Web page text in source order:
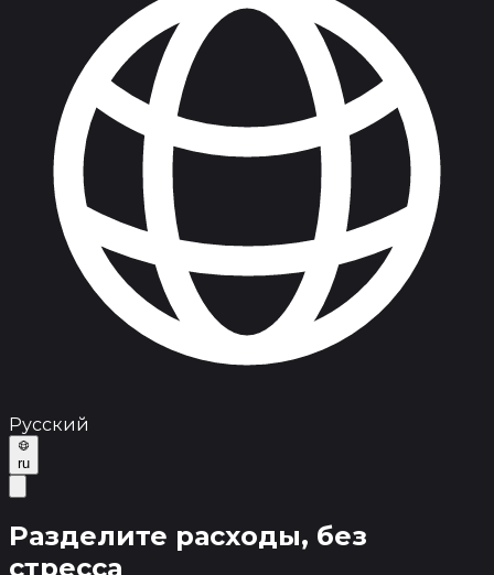
Русский
ru
Разделите расходы, без
стресса